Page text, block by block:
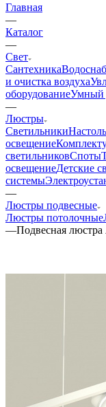
Главная
—
Каталог
—
Свет
Сантехника
и очистка воздуха
оборудованиеУмный
—
Люстры
Светильники
освещение
светильниковСпоты
освещениеДетские
системы
—
Люстры подвесные
Люстры потолочные
—Подвесная